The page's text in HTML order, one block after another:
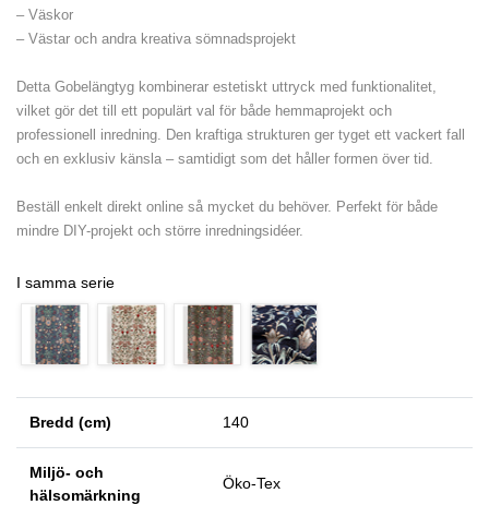
– Väskor
– Västar och andra kreativa sömnadsprojekt
Detta Gobelängtyg kombinerar estetiskt uttryck med funktionalitet,
vilket gör det till ett populärt val för både hemmaprojekt och
professionell inredning. Den kraftiga strukturen ger tyget ett vackert fall
och en exklusiv känsla – samtidigt som det håller formen över tid.
Beställ enkelt direkt online så mycket du behöver. Perfekt för både
mindre DIY-projekt och större inredningsidéer.
I samma serie
Bredd (cm) 140
Miljö- och
hälsomärkning
Öko-Tex